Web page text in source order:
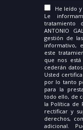
He leído
Le
tratamiento
ANTONIO
gestión de
informativo,
este
que nos
cederán
Usted
por lo tanto
para la
todo ello, de
la Política de
rectificar y
derechos,
adicional.